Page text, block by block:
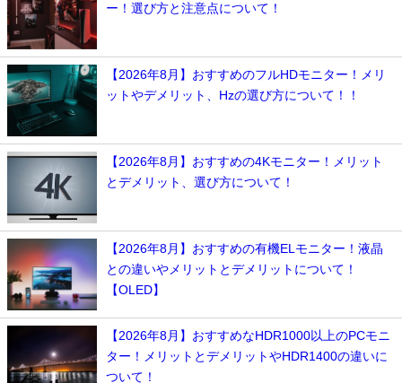
ー！選び方と注意点について！
【2026年8月】おすすめのフルHDモニター！メリ
ットやデメリット、Hzの選び方について！！
【2026年8月】おすすめの4Kモニター！メリット
とデメリット、選び方について！
【2026年8月】おすすめの有機ELモニター！液晶
との違いやメリットとデメリットについて！
【OLED】
【2026年8月】おすすめなHDR1000以上のPCモニ
ター！メリットとデメリットやHDR1400の違いに
ついて！